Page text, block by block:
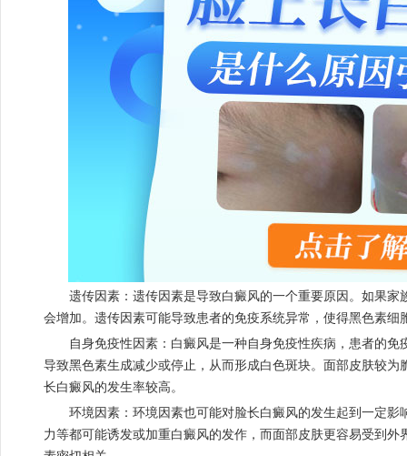
遗传因素：遗传因素是导致白癜风的一个重要原因。如果家
会增加。遗传因素可能导致患者的免疫系统异常，使得黑色素细
自身免疫性因素：白癜风是一种自身免疫性疾病，患者的免
导致黑色素生成减少或停止，从而形成白色斑块。面部皮肤较为
长白癜风的发生率较高。
环境因素：环境因素也可能对脸长白癜风的发生起到一定影
力等都可能诱发或加重白癜风的发作，而面部皮肤更容易受到